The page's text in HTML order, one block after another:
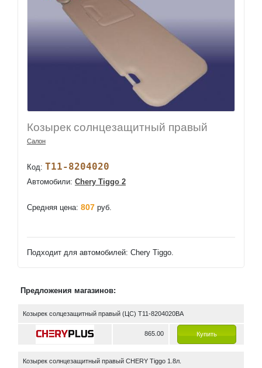
Козырек солнцезащитный правый
Салон
Код: T11-8204020
Автомобили: Chery Tiggo 2
Средняя цена: 807 руб.
Подходит для автомобилей: Chery Tiggo.
Предложения магазинов:
Козырек солцезащитный правый (ЦС) T11-8204020BA
865.00 Купить
Козырек солнцезащитный правый СHERY Tiggo 1.8л.